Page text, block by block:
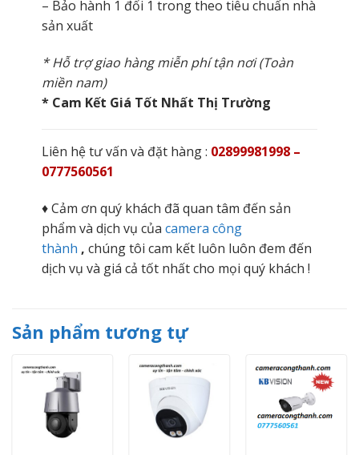
– Bảo hành 1 đổi 1 trong theo tiêu chuẩn nhà
sản xuất
* Hỗ trợ giao hàng miễn phí tận nơi (Toàn
miền nam)
* Cam Kết Giá Tốt Nhất Thị Trường
Liên hệ tư vấn và đặt hàng : 02899981998 –
0777560561
♦ Cảm ơn quý khách đã quan tâm đến sản
phẩm và dịch vụ của camera công
thành , chúng tôi cam kết luôn luôn đem đến
dịch vụ và giá cả tốt nhất cho mọi quý khách !
Sản phẩm tương tự